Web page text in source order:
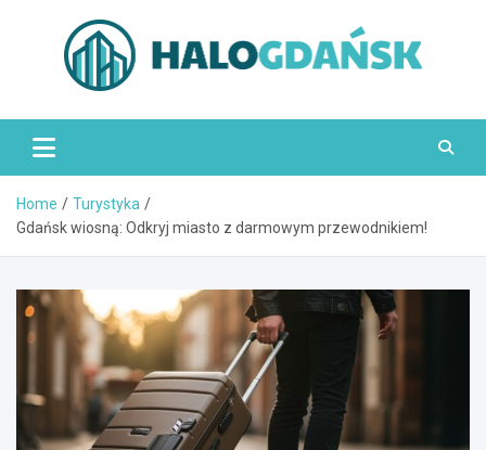
HaloGdańsk.pl
Home
Turystyka
Gdańsk wiosną: Odkryj miasto z darmowym przewodnikiem!